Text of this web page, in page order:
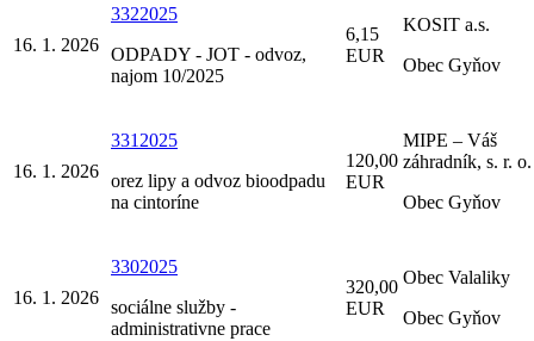
16. 1. 2026
3322025
ODPADY - JOT - odvoz,
najom 10/2025
6,15
EUR
KOSIT a.s.
Obec Gyňov
16. 1. 2026
3312025
orez lipy a odvoz bioodpadu
na cintoríne
120,00
EUR
MIPE – Váš
záhradník, s. r. o.
Obec Gyňov
16. 1. 2026
3302025
sociálne služby -
administrativne prace
320,00
EUR
Obec Valaliky
Obec Gyňov